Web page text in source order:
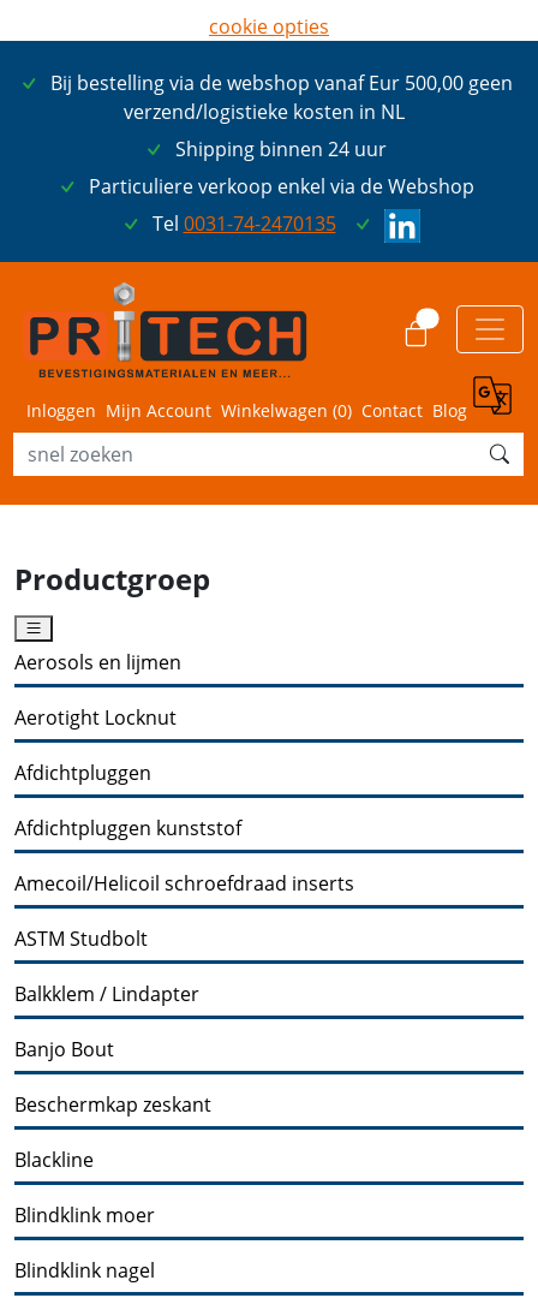
Bij bestelling via de webshop vanaf Eur 500,00 geen
verzend/logistieke kosten in NL
Shipping binnen 24 uur
Particuliere verkoop enkel via de Webshop
Tel 0031-74-2470135
Inloggen Mijn Account Winkelwagen (0) Contact Blog
Productgroep
Aerosols en lijmen
Aerotight Locknut
Afdichtpluggen
Afdichtpluggen kunststof
Amecoil/Helicoil schroefdraad inserts
ASTM Studbolt
Balkklem / Lindapter
Banjo Bout
Beschermkap zeskant
Blackline
Blindklink moer
Blindklink nagel
cookie opties
ik ga akkoord met cookies